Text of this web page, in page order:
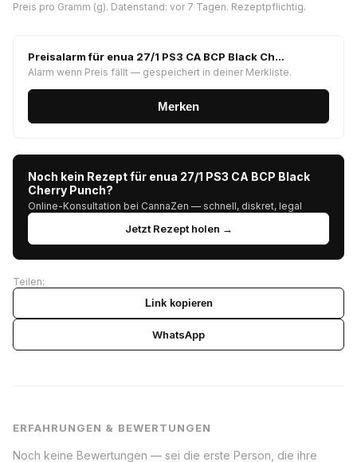
Preis pro Gramm (g). Datenstand: vor 7 Tagen. Rezeptpflichtig.
Preisalarm für enua 27/1 PS3 CA BCP Black Ch…
Alarm wenn Preis fällt — gespeichert in deiner Merkliste.
Merken
Noch kein Rezept für enua 27/1 PS3 CA BCP Black
Cherry Punch?
Online-Konsultation bei CannaZen — schnell, diskret, legal
Jetzt Rezept holen →
Teilen:
Link kopieren
WhatsApp
ERFAHRUNGEN & BEWERTUNGEN
Noch keine Bewertungen — sei die erste Person, die ihre